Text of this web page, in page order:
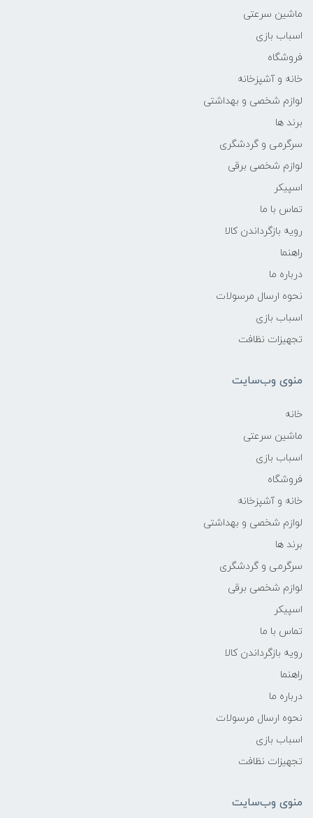
ماشین سرعتی
اسباب بازی
فروشگاه
خانه و آشپزخانه
لوازم شخصی و بهداشتی
برند ها
سرگرمی و گردشگری
لوازم شخصی برقی
اسپیکر
تماس با ما
رویه بازگرداندن کالا
راهنما
درباره ما
نحوه ارسال مرسولات
اسباب بازی
تجهیزات نظافت
منوی وب‌سایت
خانه
ماشین سرعتی
اسباب بازی
فروشگاه
خانه و آشپزخانه
لوازم شخصی و بهداشتی
برند ها
سرگرمی و گردشگری
لوازم شخصی برقی
اسپیکر
تماس با ما
رویه بازگرداندن کالا
راهنما
درباره ما
نحوه ارسال مرسولات
اسباب بازی
تجهیزات نظافت
منوی وب‌سایت